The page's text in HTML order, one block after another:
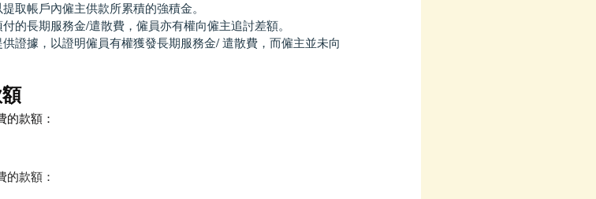
取帳戶內僱主供款所累積的強積金。
的長期服務金/遣散費，僱員亦有權向僱主追討差額。
證據，以證明僱員有權獲發長期服務金/ 遣散費，而僱主並未向
的款額：
的款額：